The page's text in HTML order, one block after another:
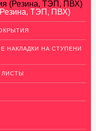
(Резина, ТЭП, ПВХ)
ТЭП, ПВХ)
НАКЛАДКИ НА СТУПЕНИ